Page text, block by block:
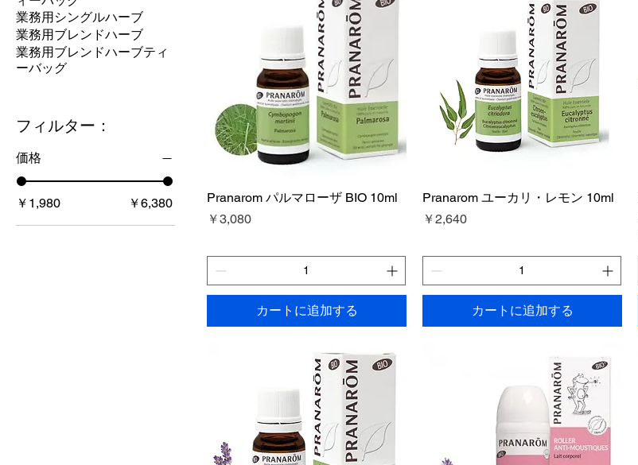
業務用シングルハーブ
業務用ブレンドハーブ
業務用ブレンドハーブティ
ーバッグ
フィルター：
価格
￥1,980 ￥6,380
Pranarom パルマローザ BIO 10ml
価格
￥3,080
カートに追加する
Pranarom ユーカリ・レモン 10ml
価格
￥2,640
カートに追加する